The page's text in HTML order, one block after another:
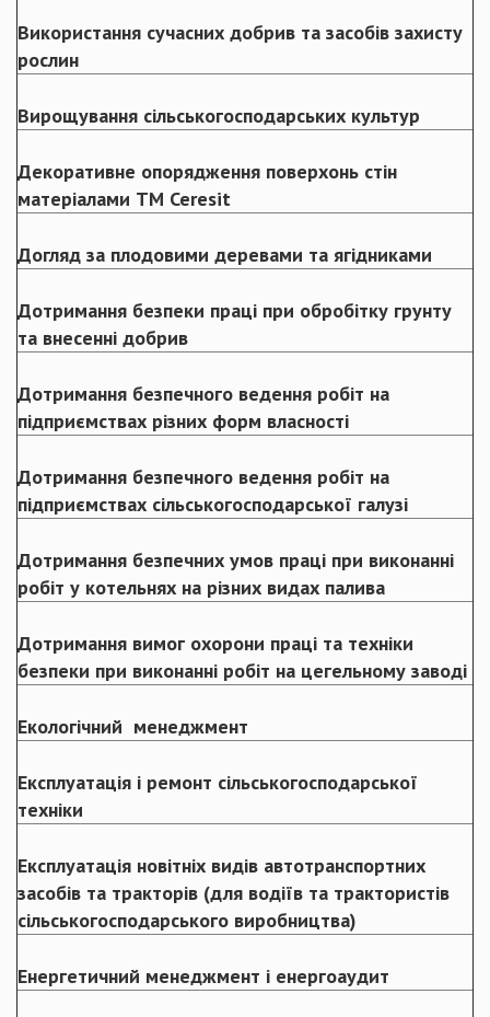
Використання сучасних добрив та засобів захисту
рослин
Вирощування сільськогосподарських культур
Декоративне опорядження поверхонь стін
матеріалами ТМ Ceresit
Догляд за плодовими деревами та ягідниками
Дотримання безпеки праці при обробітку грунту
та внесенні добрив
Дотримання безпечного ведення робіт на
підприємствах різних форм власності
Дотримання безпечного ведення робіт на
підприємствах сільськогосподарської галузі
Дотримання безпечних умов праці при виконанні
робіт у котельнях на різних видах палива
Дотримання вимог охорони праці та техніки
безпеки при виконанні робіт на цегельному заводі
Екологічний менеджмент
Експлуатація і ремонт сільськогосподарської
техніки
Експлуатація новітніх видів автотранспортних
засобів та тракторів (для водіїв та трактористів
сільськогосподарського виробництва)
Енергетичний менеджмент і енергоаудит